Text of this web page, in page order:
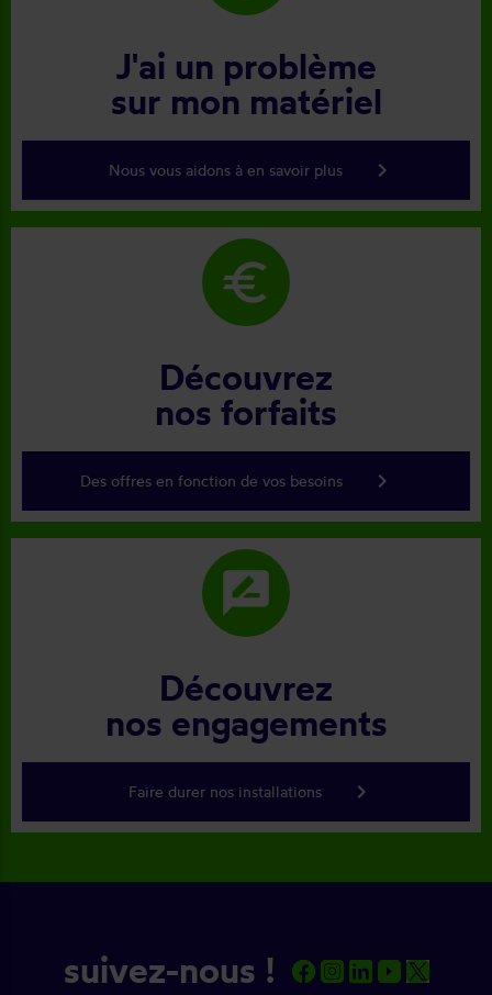
J'ai un problème
sur mon matériel
Nous vous aidons à en savoir plus keyboard_arrow_right
euro
Découvrez
nos forfaits
Des offres en fonction de vos besoins keyboard_arrow_right
rate_review
Découvrez
nos engagements
Faire durer nos installations keyboard_arrow_right
suivez-nous !